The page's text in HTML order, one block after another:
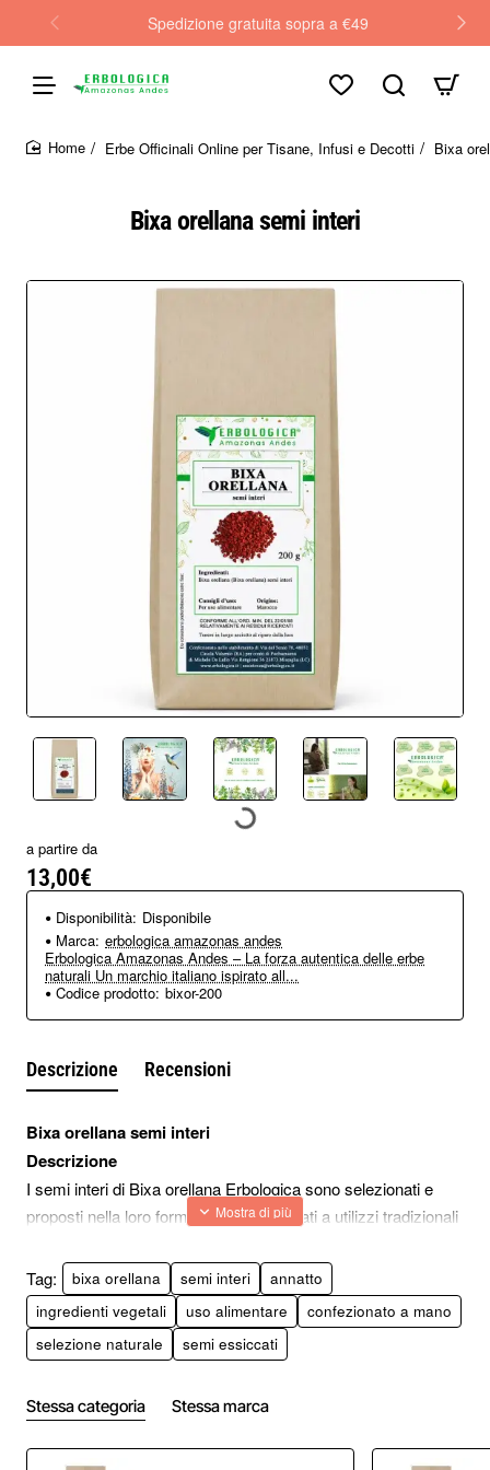
Spedizione gratuita sopra a €49
Bixa orellana semi interi
Erbe Officinali Online per Tisane, Infusi e Decotti Bixa
a partire da
13,00€
Disponibilità: Disponibile
Marca: erbologica amazonas andes
Erbologica Amazonas Andes – La forza autentica delle erbe
naturali Un marchio italiano ispirato all...
Codice prodotto: bixor-200
Descrizione Recensioni
Bixa orellana semi interi
Descrizione
I semi interi di Bixa orellana Erbologica sono selezionati e
proposti nella loro forma integra, destinati a utilizzi tradizionali
I semi presentano una superficie compatta e una tonalità
naturale intensa, apprezzata in preparazioni che richiedono
materie prime riconoscibili e non trattate.
Origine botanica e caratteristiche
nota per i suoi semi racchiusi in capsule spinose.
struttura e colore.
Tag: bixa orellana semi interi
annatto
ingredienti vegetali
uso alimentare
confezionato a mano
selezione naturale
semi essiccati
Stessa categoria Stessa marca